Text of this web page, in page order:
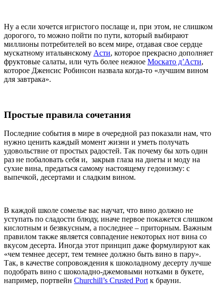
Ну а если хочется игристого послаще и, при этом, не слишком
дорогого, то можно пойти по пути, который выбирают
миллионы потребителей во всем мире, отдавая свое сердце
мускатному итальянскому Асти, которое прекрасно дополняет
фруктовые салаты, или чуть более нежное Москато д’Асти,
которое Дженсис Робинсон назвала когда-то «лучшим вином
для завтрака».
Простые правила сочетания
Последние события в мире в очередной раз показали нам, что
нужно ценить каждый момент жизни и уметь получать
удовольствие от простых радостей. Так почему бы хоть один
раз не побаловать себя и, закрыв глаза на диеты и моду на
сухие вина, предаться самому настоящему гедонизму: с
выпечкой, десертами и сладким вином.
В каждой школе сомелье вас научат, что вино должно не
уступать по сладости блюду, иначе первое покажется слишком
кислотным и безвкусным, а последнее – приторным. Важным
правилом также является совпадение некоторых нот вина со
вкусом десерта. Иногда этот принцип даже формулируют как
«чем темнее десерт, тем темнее должно быть вино в пару».
Так, в качестве сопровождения к шоколадному десерту лучше
подобрать вино с шоколадно-джемовыми нотками в букете,
например, портвейн Churchill’s Crusted Port к брауни.